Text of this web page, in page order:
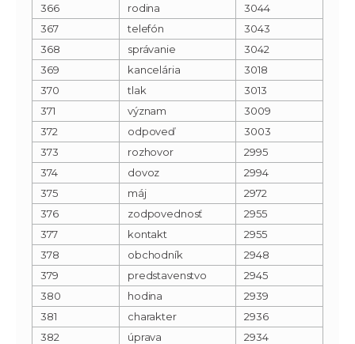
366
rodina
3044
367
telefón
3043
368
správanie
3042
369
kancelária
3018
370
tlak
3013
371
význam
3009
372
odpoveď
3003
373
rozhovor
2995
374
dovoz
2994
375
máj
2972
376
zodpovednosť
2955
377
kontakt
2955
378
obchodník
2948
379
predstavenstvo
2945
380
hodina
2939
381
charakter
2936
382
úprava
2934